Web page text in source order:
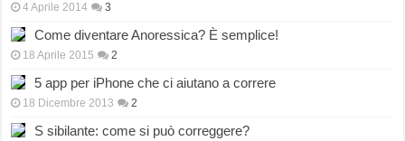
4 Aprile 2014 3
Come diventare Anoressica? È semplice!
18 Aprile 2015 2
5 app per iPhone che ci aiutano a correre
18 Dicembre 2013 2
S sibilante: come si può correggere?